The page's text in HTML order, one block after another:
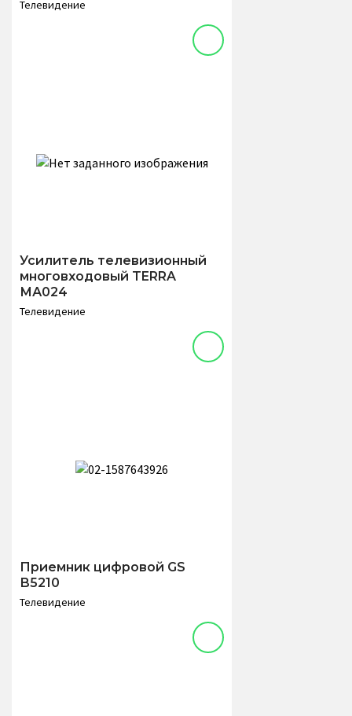
Телевидение
Усилитель телевизионный
многовходовый TERRA
МА024
Телевидение
Приемник цифровой GS
В5210
Телевидение